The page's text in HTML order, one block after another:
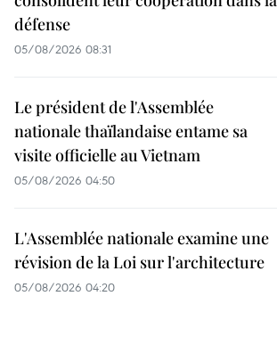
défense
05/08/2026 08:31
Le président de l'Assemblée
nationale thaïlandaise entame sa
visite officielle au Vietnam
05/08/2026 04:50
L'Assemblée nationale examine une
révision de la Loi sur l'architecture
05/08/2026 04:20